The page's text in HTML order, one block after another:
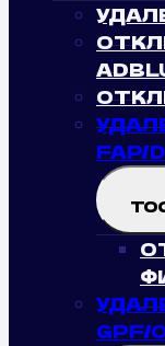
FAP/
GPF/